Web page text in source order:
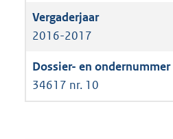
2016-2017
34617 nr. 10